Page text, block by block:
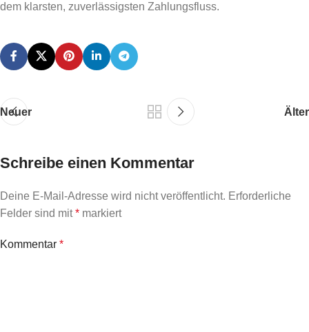
dem klarsten, zuverlässigsten Zahlungsfluss.
Neuer Älter
Schreibe einen Kommentar
Deine E-Mail-Adresse wird nicht veröffentlicht. Erforderliche
Felder sind mit* markiert
Kommentar *